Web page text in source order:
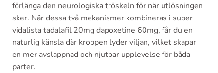
förlänga den neurologiska tröskeln för när utlösningen
sker. När dessa två mekanismer kombineras i super
vidalista tadalafil 20mg dapoxetine 60mg, får du en
naturlig känsla där kroppen lyder viljan, vilket skapar
en mer avslappnad och njutbar upplevelse för båda
parter.